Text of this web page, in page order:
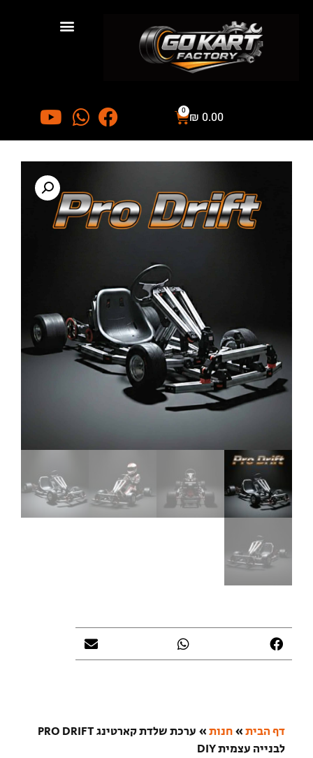
₪0.00
0
דף הבית»חנות»
ערכת שלדת קארטינג PRO DRIFT
לבנייה עצמית DIY